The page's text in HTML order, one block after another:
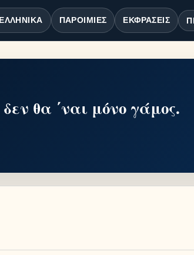
ΠΑΡΟΙΜΊΕΣ ΕΚΦΡΆΣΕΙΣ
θα ΄ναι μόνο γάμος.